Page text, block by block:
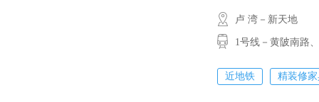
卢 湾－新天地
1号线－黄陂南路
近地铁 精装修